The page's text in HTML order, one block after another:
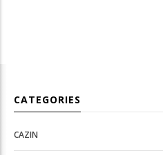
CATEGORIES
CAZIN